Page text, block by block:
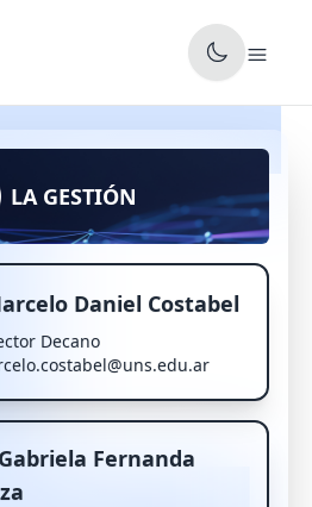
LA GESTIÓN
Daniel Costabel
Decano
Fernanda